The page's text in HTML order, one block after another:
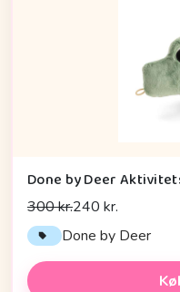
Done by Deer
300 kr.240 kr.
Done by Deer